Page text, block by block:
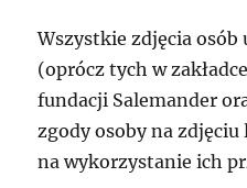
Wszystkie zdjęcia
(oprócz tych w
fundacji Salemander
zgody osoby na
na wykorzystanie ich